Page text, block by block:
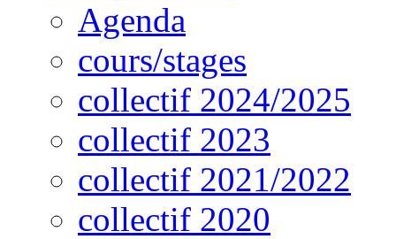
Agenda
cours/stages
collectif 2024/2025
collectif 2023
collectif 2021/2022
collectif 2020